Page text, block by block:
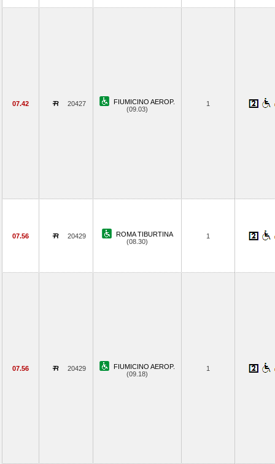
07.42 20427
FIUMICINO AEROP.
(09.03)
1
07.56 20429
ROMA TIBURTINA
(08.30)
1
07.56 20429
FIUMICINO AEROP.
(09.18)
1